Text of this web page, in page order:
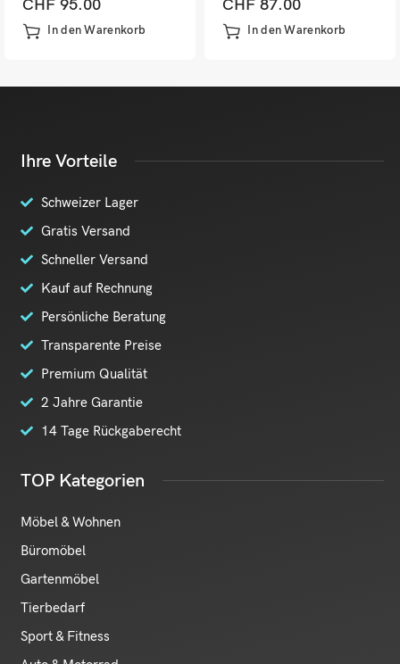
CHF 95.00
In den Warenkorb
CHF 87.00
In den Warenkorb
Ihre Vorteile
Schweizer Lager
Gratis Versand
Schneller Versand
Kauf auf Rechnung
Persönliche Beratung
Transparente Preise
Premium Qualität
2 Jahre Garantie
14 Tage Rückgaberecht
TOP Kategorien
Möbel & Wohnen
Büromöbel
Gartenmöbel
Tierbedarf
Sport & Fitness